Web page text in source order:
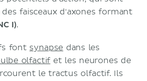
faisceaux d'axones formant
I).
font synapse dans les
olfactif et les neurones de
le tractus olfactif. Ils